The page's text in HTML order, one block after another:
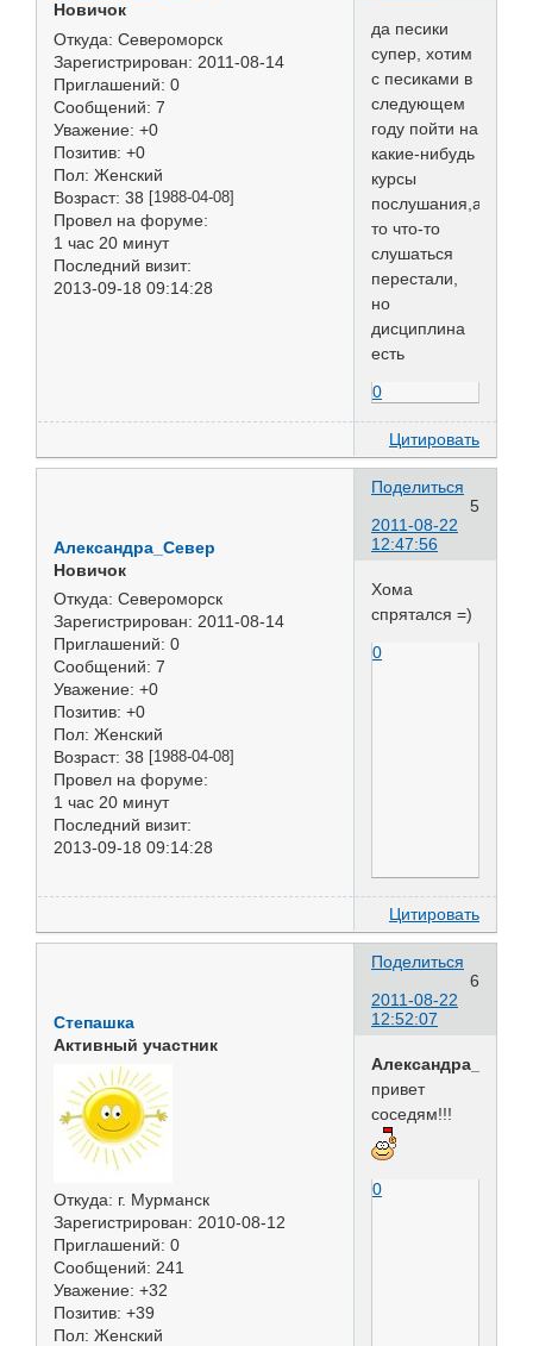
Новичок
Откуда: Североморск
Зарегистрирован: 2011-08-14
Приглашений: 0
Сообщений: 7
Уважение: +0
Позитив: +0
Пол: Женский
Возраст: 38 [1988-04-08]
Провел на форуме:
1 час 20 минут
Последний визит:
2013-09-18 09:14:28
да песики
супер, хотим
с песиками в
следующем
году пойти на
какие-нибудь
курсы
послушания,а
то что-то
слушаться
перестали,
но
дисциплина
есть
0
Цитировать
Поделиться
5
2011-08-22
12:47:56
Александра_Север
Новичок
Откуда: Североморск
Зарегистрирован: 2011-08-14
Приглашений: 0
Сообщений: 7
Уважение: +0
Позитив: +0
Пол: Женский
Возраст: 38 [1988-04-08]
Провел на форуме:
1 час 20 минут
Последний визит:
2013-09-18 09:14:28
Хома
спрятался =)
0
Цитировать
Поделиться
6
2011-08-22
12:52:07
Степашка
Активный участник
Откуда: г. Мурманск
Зарегистрирован: 2010-08-12
Приглашений: 0
Сообщений: 241
Уважение: +32
Позитив: +39
Пол: Женский
Александра_Север
привет
соседям!!!
0